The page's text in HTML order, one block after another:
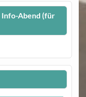
Info-Abend (für